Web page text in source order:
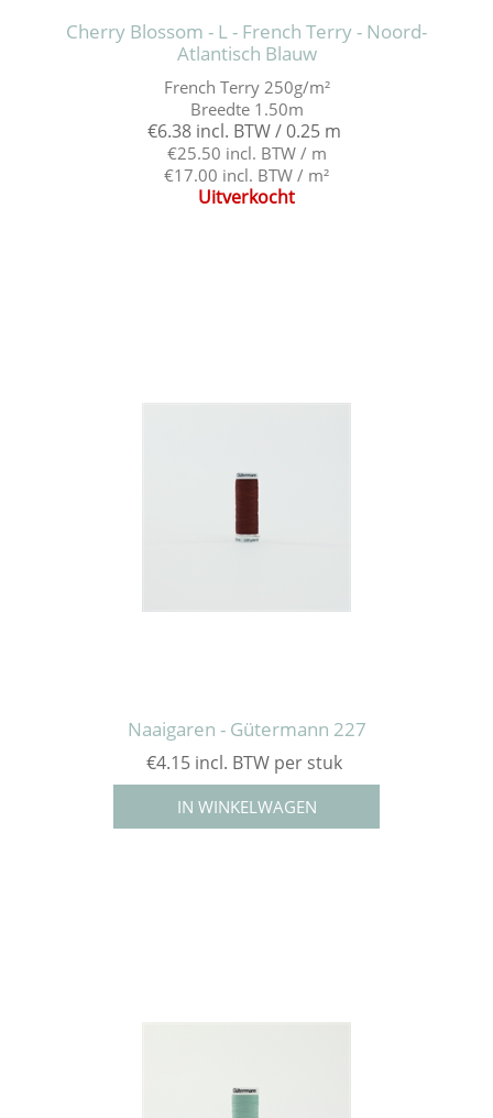
Cherry Blossom - L - French Terry - Noord-
Atlantisch Blauw
French Terry 250g/m²
Breedte 1.50m
€6.38 incl. BTW / 0.25 m
€25.50 incl. BTW / m
€17.00 incl. BTW / m²
Uitverkocht
Naaigaren - Gütermann 227
€4.15 incl. BTW per stuk